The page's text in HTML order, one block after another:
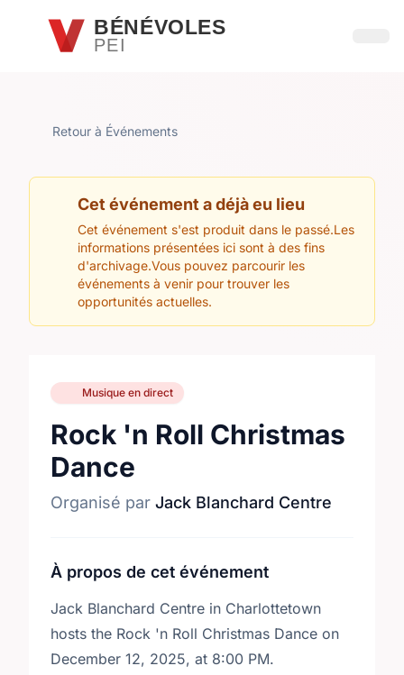
Passer au contenu principal
BÉNÉVOLES
PEI
Retour à Événements
Cet événement a déjà eu lieu
Cet événement s'est produit dans le passé.Les
informations présentées ici sont à des fins
d'archivage.Vous pouvez parcourir les
événements à venir pour trouver les
opportunités actuelles.
Musique en direct
Rock 'n Roll Christmas
Dance
Organisé par Jack Blanchard Centre
À propos de cet événement
Jack Blanchard Centre in Charlottetown
hosts the Rock 'n Roll Christmas Dance on
December 12, 2025, at 8:00 PM.